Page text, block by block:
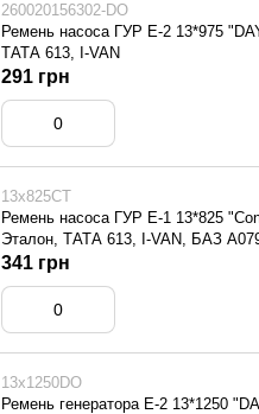
260020156302-DO
Ремень насоса ГУР Е-2 13*975
ТАТА 613, I-VAN
291 грн
13x825CT
Ремень насоса ГУР Е-1 13*825
Эталон, ТАТА 613, I-VAN, БАЗ
341 грн
13x1250DO
Ремень генератора Е-2 13*1250